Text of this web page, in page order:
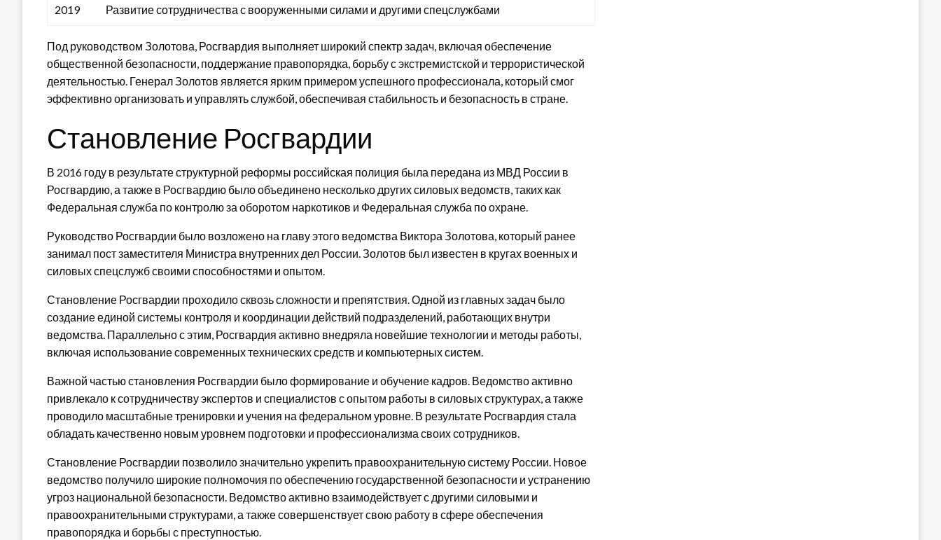
2019 Развитие сотрудничества с вооруженными силами и другими спецслужбами
Под руководством Золотова, Росгвардия выполняет широкий спектр задач, включая обеспечение
общественной безопасности, поддержание правопорядка, борьбу с экстремистской и террористической
деятельностью. Генерал Золотов является ярким примером успешного профессионала, который смог
эффективно организовать и управлять службой, обеспечивая стабильность и безопасность в стране.
Становление Росгвардии
В 2016 году в результате структурной реформы российская полиция была передана из МВД России в
Росгвардию, а также в Росгвардию было объединено несколько других силовых ведомств, таких как
Федеральная служба по контролю за оборотом наркотиков и Федеральная служба по охране.
Руководство Росгвардии было возложено на главу этого ведомства Виктора Золотова, который ранее
занимал пост заместителя Министра внутренних дел России. Золотов был известен в кругах военных и
силовых спецслужб своими способностями и опытом.
Становление Росгвардии проходило сквозь сложности и препятствия. Одной из главных задач было
создание единой системы контроля и координации действий подразделений, работающих внутри
ведомства. Параллельно с этим, Росгвардия активно внедряла новейшие технологии и методы работы,
включая использование современных технических средств и компьютерных систем.
Важной частью становления Росгвардии было формирование и обучение кадров. Ведомство активно
привлекало к сотрудничеству экспертов и специалистов с опытом работы в силовых структурах, а также
проводило масштабные тренировки и учения на федеральном уровне. В результате Росгвардия стала
обладать качественно новым уровнем подготовки и профессионализма своих сотрудников.
Становление Росгвардии позволило значительно укрепить правоохранительную систему России. Новое
ведомство получило широкие полномочия по обеспечению государственной безопасности и устранению
угроз национальной безопасности. Ведомство активно взаимодействует с другими силовыми и
правоохранительными структурами, а также совершенствует свою работу в сфере обеспечения
правопорядка и борьбы с преступностью.